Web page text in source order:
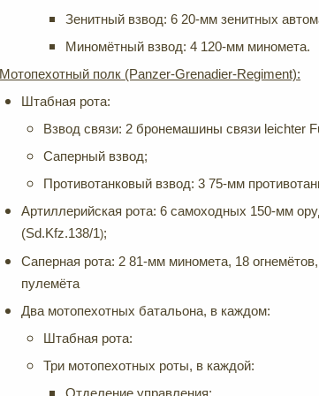
Зенитный взвод: 6 20-мм зенитных
Миномётный взвод: 4 120-мм миномета.
Мотопехотный полк (Panzer-Grenadier-Regiment):
Штабная рота:
Взвод связи: 2 бронемашины связи leichter
Саперный взвод;
Противотанковый взвод: 3 75-мм
Артиллерийская рота: 6 самоходных 150-мм
(Sd.Kfz.138/1);
Саперная рота: 2 81-мм миномета, 18
пулемёта
Два мотопехотных батальона, в каждом:
Штабная рота:
Три мотопехотных роты, в каждой: